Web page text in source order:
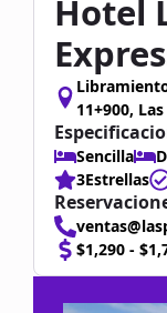
Hotel
11+900,
Sencilla
3Estrellas
$1,290 -